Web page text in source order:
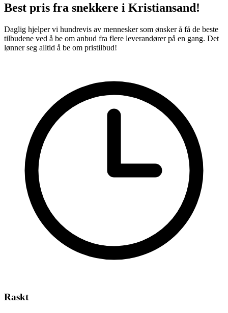
Best pris fra snekkere i Kristiansand!
Daglig hjelper vi hundrevis av mennesker som ønsker å få de beste
tilbudene ved å be om anbud fra flere leverandører på en gang. Det
lønner seg alltid å be om pristilbud!
Raskt